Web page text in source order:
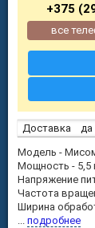
Доставка
да
Модель -
Мощность - 5,5
Напряжение
Частота
Ширина
... подробнее
+375
все